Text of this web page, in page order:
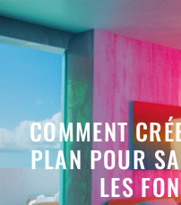
COMMENT
PLAN POUR
LES